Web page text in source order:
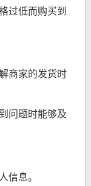
过低而购买到
商家的发货时
问题时能够及
信息。